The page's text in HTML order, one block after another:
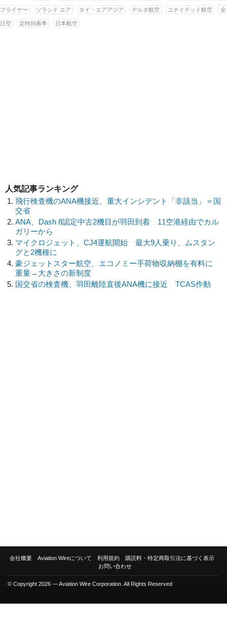
フライヤー ソラシド エア タイ・エアアジア デルタ航空 ユナイテッド航空 全
日空 定時到着率 日本航空
人気記事ランキング
飛行検査機のANA機接近、重大インシデント「非該当」＝国
交省
ANA、Dash 8認定中古2機目が羽田到着 11空港経由でカル
ガリーから
マイクロジェット、CJ4運航開始 最大9人乗り、ムスタン
グと2機種に
豪ジェットスター航空、エコノミー手荷物収納棚を有料に
重量→大きさの新制度
国交省の検査機、羽田離陸直後ANA機に接近 TCAS作動
会社概要 Aviation Wireについて 利用規約
購読料・特定商取引法に基づく表示
お問い合わせ
© Copyright 2026 — Aviation Wire Corporation. All Rights Reserved